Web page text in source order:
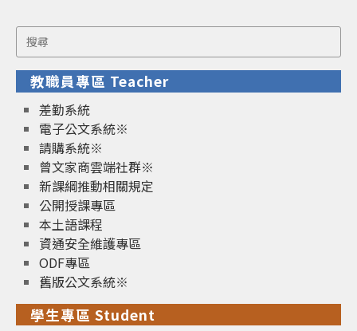
Search
for:
教職員專區 Teacher
差勤系統
電子公文系統※
請購系統※
曾文家商雲端社群※
新課綱推動相關規定
公開授課專區
本土語課程
資通安全維護專區
ODF專區
舊版公文系統※
學生專區 Student